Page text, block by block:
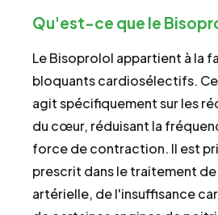
Qu'est-ce que le
Le Bisoprolol appartient à la
bloquants cardiosélectifs.
agit spécifiquement sur les
du cœur, réduisant la
force de contraction. Il est
prescrit dans le traitement
artérielle, de l'insuffisance